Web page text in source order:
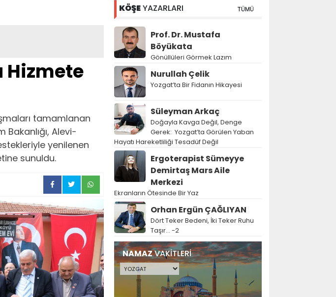
Hizmete
tamamlanan
Alevi-
yenilenen
sunuldu.
KÖŞEYAZARLARI TÜMÜ
Prof. Dr. Mustafa
Böyükata
Gönüllüleri Görmek Lazım
Nurullah Çelik
Yozgat’ta Bir Fidanın Hikayesi
Süleyman Arkaç
Doğayla Kavga Değil, Denge
Gerek: Yozgat’ta Görülen Yaban
Hayatı Hareketliliği Tesadüf Değil
Ergoterapist Sümeyye
Demirtaş Mars Aile
Merkezi
Ekranların Ötesinde Bir Yaz
Orhan Ergün ÇAĞLIYAN
Dört Teker Bedeni, İki Teker Ruhu
Taşır… -2
NAMAZVAKİTLERİ